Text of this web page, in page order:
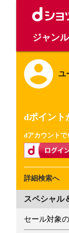
ユ
dポイント
dアカウント
詳細検索へ
スペシャル
セール対象
ジャン